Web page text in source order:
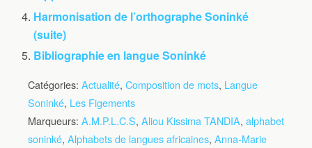
Harmonisation de l’orthographe Soninké
(suite)
Bibliographie en langue Soninké
Catégories: Actualité, Composition de mots, Langue
Soninké, Les Figements
Marqueurs: A.M.P.L.C.S, Aliou Kissima TANDIA, alphabet
soninké, Alphabets de langues africaines, Anna-Marie